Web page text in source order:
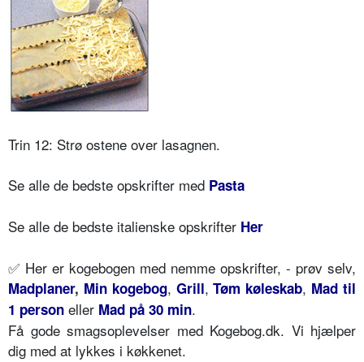
Trin 12: Strø ostene over lasagnen.
Se alle de bedste opskrifter med Pasta
Se alle de bedste italienske opskrifter Her
✅ Her er kogebogen med nemme opskrifter, - prøv selv,
Madplaner, Min kogebog, Grill,Tøm køleskab, Mad til
1 person eller Mad på 30 min.
Få gode smagsoplevelser med Kogebog.dk. Vi hjælper
dig med at lykkes i køkkenet.